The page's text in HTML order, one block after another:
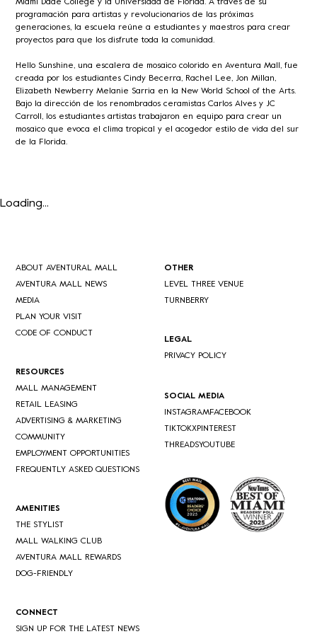
Miami Dade College y la Universidad de Florida. A través de su
programación para artistas y revolucionarios de las próximas
generaciones, la escuela reúne a estudiantes y maestros para crear
proyectos para que los disfrute toda la comunidad.
Hello Sunshine, una escalera de mosaico colorido en Aventura Mall, fue
creada por los estudiantes Cindy Becerra, Rachel Lee, Jon Millan,
Elizabeth Newberry Melanie Sarria en la New World School of the Arts.
Bajo la dirección de los renombrados ceramistas Carlos Alves y JC
Carroll, los estudiantes artistas trabajaron en equipo para crear un
mosaico que evoca el clima tropical y el acogedor estilo de vida del sur
de la Florida.
Loading...
ABOUT AVENTURAL MALL
AVENTURA MALL NEWS
MEDIA
PLAN YOUR VISIT
CODE OF CONDUCT
RESOURCES
MALL MANAGEMENT
RETAIL LEASING
ADVERTISING & MARKETING
COMMUNITY
EMPLOYMENT OPPORTUNITIES
FREQUENTLY ASKED QUESTIONS
AMENITIES
THE STYLIST
MALL WALKING CLUB
AVENTURA MALL REWARDS
DOG-FRIENDLY
OTHER
LEVEL THREE VENUE
TURNBERRY
LEGAL
PRIVACY POLICY
SOCIAL MEDIA
INSTAGRAMFACEBOOK
TIKTOKXPINTEREST
THREADSYOUTUBE
CONNECT
SIGN UP FOR THE LATEST NEWS